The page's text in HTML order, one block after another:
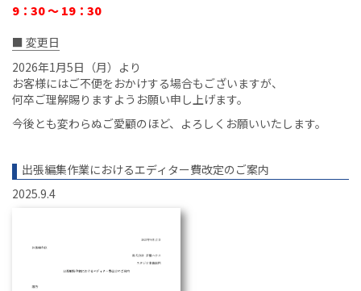
9：30 ～ 19：30
■ 変更日
2026年1月5日（月）より
お客様にはご不便をおかけする場合もございますが、
何卒ご理解賜りますようお願い申し上げます。
今後とも変わらぬご愛顧のほど、よろしくお願いいたします。
出張編集作業におけるエディター費改定のご案内
2025.9.4